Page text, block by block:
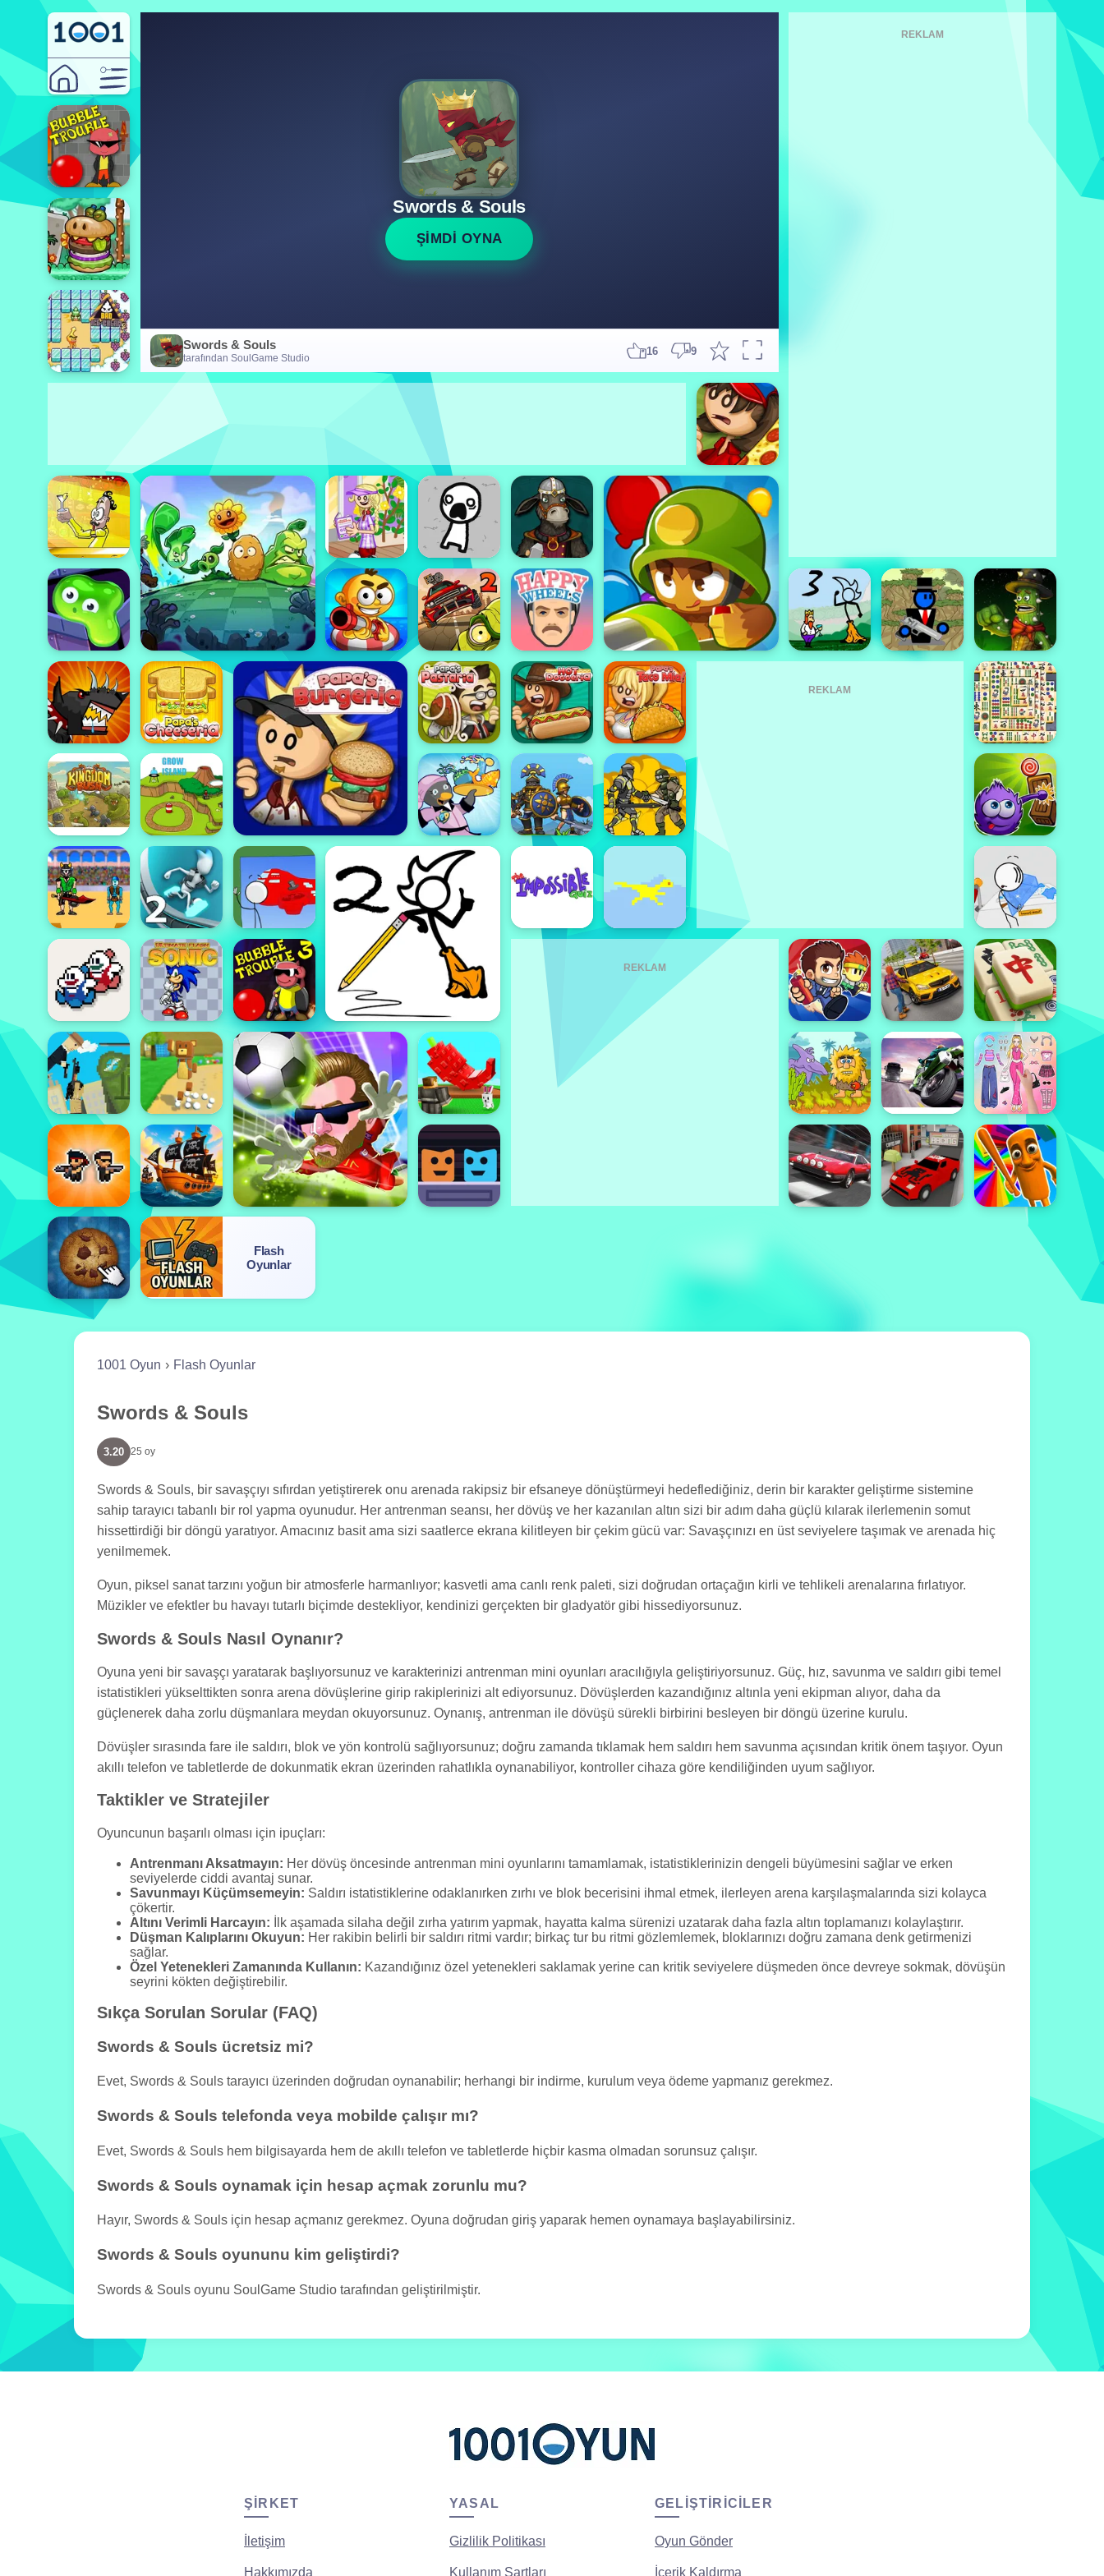
Swords & Souls
ŞİMDİ OYNA
Swords & Souls
tarafından SoulGame Studio
16 9
REKLAM
REKLAM
REKLAM
Flash
Oyunlar
1001 Oyun Flash Oyunlar
Swords & Souls
3.20 25 oy
Swords & Souls, bir savaşçıyı sıfırdan yetiştirerek onu arenada rakipsiz bir efsaneye dönüştürmeyi hedeflediğiniz, derin bir karakter geliştirme sistemine
sahip tarayıcı tabanlı bir rol yapma oyunudur. Her antrenman seansı, her dövüş ve her kazanılan altın sizi bir adım daha güçlü kılarak ilerlemenin somut
hissettirdiği bir döngü yaratıyor. Amacınız basit ama sizi saatlerce ekrana kilitleyen bir çekim gücü var: Savaşçınızı en üst seviyelere taşımak ve arenada hiç
yenilmemek.
Oyun, piksel sanat tarzını yoğun bir atmosferle harmanlıyor; kasvetli ama canlı renk paleti, sizi doğrudan ortaçağın kirli ve tehlikeli arenalarına fırlatıyor.
Müzikler ve efektler bu havayı tutarlı biçimde destekliyor, kendinizi gerçekten bir gladyatör gibi hissediyorsunuz.
Swords & Souls Nasıl Oynanır?
Oyuna yeni bir savaşçı yaratarak başlıyorsunuz ve karakterinizi antrenman mini oyunları aracılığıyla geliştiriyorsunuz. Güç, hız, savunma ve saldırı gibi temel
istatistikleri yükselttikten sonra arena dövüşlerine girip rakiplerinizi alt ediyorsunuz. Dövüşlerden kazandığınız altınla yeni ekipman alıyor, daha da
güçlenerek daha zorlu düşmanlara meydan okuyorsunuz. Oynanış, antrenman ile dövüşü sürekli birbirini besleyen bir döngü üzerine kurulu.
Dövüşler sırasında fare ile saldırı, blok ve yön kontrolü sağlıyorsunuz; doğru zamanda tıklamak hem saldırı hem savunma açısından kritik önem taşıyor. Oyun
akıllı telefon ve tabletlerde de dokunmatik ekran üzerinden rahatlıkla oynanabiliyor, kontroller cihaza göre kendiliğinden uyum sağlıyor.
Taktikler ve Stratejiler
Oyuncunun başarılı olması için ipuçları:
Antrenmanı Aksatmayın: Her dövüş öncesinde antrenman mini oyunlarını tamamlamak, istatistiklerinizin dengeli büyümesini sağlar ve erken
seviyelerde ciddi avantaj sunar.
Savunmayı Küçümsemeyin: Saldırı istatistiklerine odaklanırken zırhı ve blok becerisini ihmal etmek, ilerleyen arena karşılaşmalarında sizi kolayca
çökertir.
Altını Verimli Harcayın: İlk aşamada silaha değil zırha yatırım yapmak, hayatta kalma sürenizi uzatarak daha fazla altın toplamanızı kolaylaştırır.
Düşman Kalıplarını Okuyun: Her rakibin belirli bir saldırı ritmi vardır; birkaç tur bu ritmi gözlemlemek, bloklarınızı doğru zamana denk getirmenizi
sağlar.
Özel Yetenekleri Zamanında Kullanın: Kazandığınız özel yetenekleri saklamak yerine can kritik seviyelere düşmeden önce devreye sokmak, dövüşün
seyrini kökten değiştirebilir.
Sıkça Sorulan Sorular (FAQ)
Swords & Souls ücretsiz mi?
Evet, Swords & Souls tarayıcı üzerinden doğrudan oynanabilir; herhangi bir indirme, kurulum veya ödeme yapmanız gerekmez.
Swords & Souls telefonda veya mobilde çalışır mı?
Evet, Swords & Souls hem bilgisayarda hem de akıllı telefon ve tabletlerde hiçbir kasma olmadan sorunsuz çalışır.
Swords & Souls oynamak için hesap açmak zorunlu mu?
Hayır, Swords & Souls için hesap açmanız gerekmez. Oyuna doğrudan giriş yaparak hemen oynamaya başlayabilirsiniz.
Swords & Souls oyununu kim geliştirdi?
Swords & Souls oyunu SoulGame Studio tarafından geliştirilmiştir.
ŞIRKET
İletişim
Hakkımızda
YASAL
Gizlilik Politikası
Kullanım Şartları
GELIŞTIRICILER
Oyun Gönder
İçerik Kaldırma